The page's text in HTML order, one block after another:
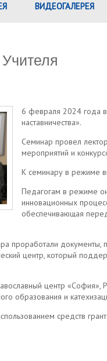
ВИДЕОГАЛЕРЕЯ
6 февраля 2024 года в
наставничества».
Семинар провел
мероприятий и
К семинару в режиме
Педагогам в режиме
инновационных
обеспечивающая
проработали
центр, который
центр
образования и
средств